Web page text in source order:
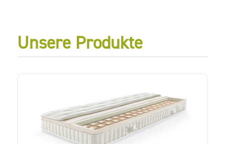
Unsere Produkte